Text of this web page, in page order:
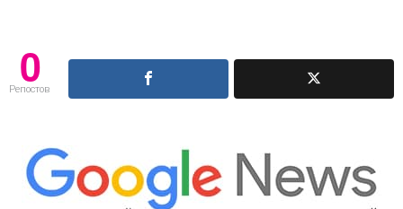
0
Репостов